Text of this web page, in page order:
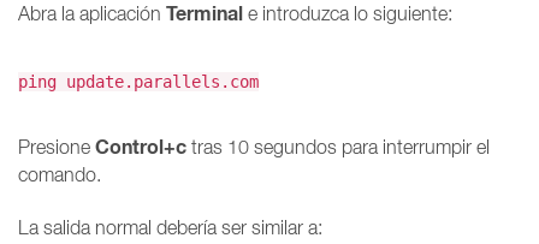
Abra la aplicación Terminal e introduzca lo siguiente:
ping update.parallels.com
Presione Control+c tras 10 segundos para interrumpir el
comando.
La salida normal debería ser similar a: